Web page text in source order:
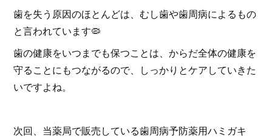
歯を失う原因のほとんどは、むし歯や歯周病によるもの
と言われています🦠
歯の健康をいつまでも保つことは、からだ全体の健康を
守ることにもつながるので、しっかりとケアしていきた
いですよね。
次回、当薬局で販売している歯周病予防薬用ハミガキ